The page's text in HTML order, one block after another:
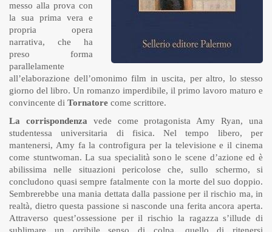
messo alla prova con
la sua prima vera e
propria opera
narrativa, che ha
preso forma
parallelamente
all’elaborazione dell’omonimo film in uscita, per altro, lo stesso
giorno del libro. Un romanzo imperdibile, il primo lavoro maturo e
convincente di Tornatore come scrittore.
La corrispondenza vede come protagonista Amy Ryan, una
studentessa universitaria di fisica. Nel tempo libero, per
mantenersi, Amy fa la controfigura per la televisione e il cinema
come stuntwoman. La sua specialità sono le scene d’azione ed è
abilissima nelle situazioni pericolose che, sullo schermo, si
concludono quasi sempre fatalmente con la morte del suo doppio.
Sembrerebbe una mania dettata dalla passione per il rischio ma, in
realtà, dietro questa passione si nasconde una ferita ancora aperta.
Attraverso quest’ossessione per il rischio la ragazza s’illude di